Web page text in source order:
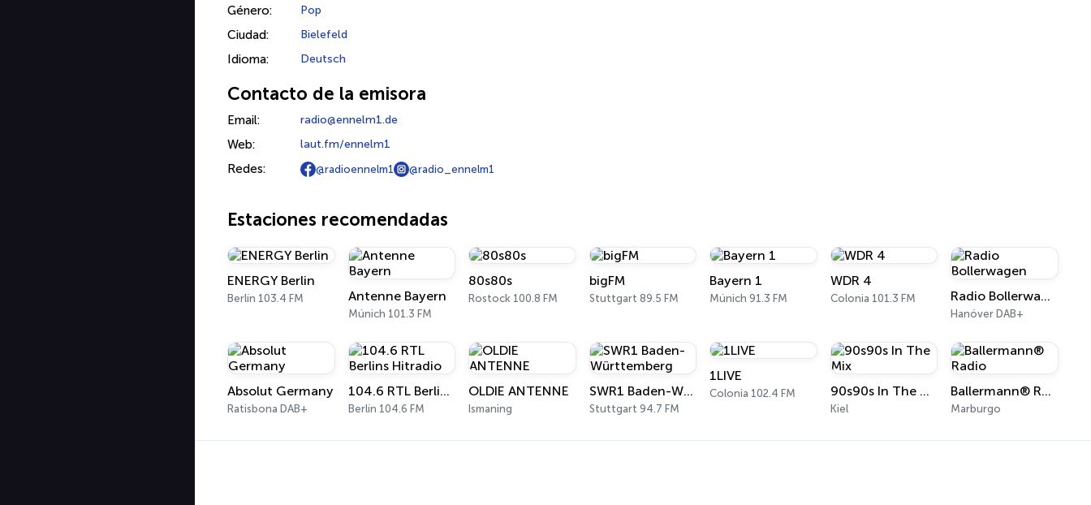
Género: Pop
Ciudad: Bielefeld
Idioma: Deutsch
Contacto de la emisora
Email: radio@ennelm1.de
Web: laut.fm/ennelm1
Redes: @radioennelm1 @radio_ennelm1
Estaciones recomendadas
ENERGY Berlin
Berlín 103.4 FM Antenne Bayern
Múnich 101.3 FM
80s80s
Rostock 100.8 FM
bigFM
Stuttgart 89.5 FM
Bayern 1
Múnich 91.3 FM
WDR 4
Colonia 101.3 FM Radio Bollerwagen
Hanóver DAB+
Absolut Germany
Ratisbona DAB+
104.6 RTL Berlins Hitradio
Berlín 104.6 FM
OLDIE ANTENNE
Ismaning
SWR1 Baden-Württemberg
Stuttgart 94.7 FM
1LIVE
Colonia 102.4 FM 90s90s In The Mix
Kiel
Ballermann® Radio
Marburgo